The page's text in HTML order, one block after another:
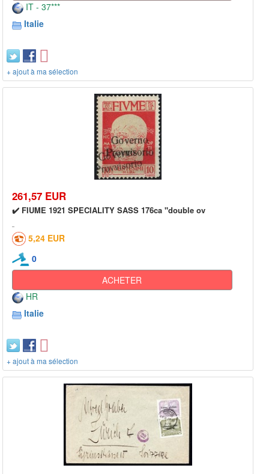
IT - 37***
Italie
+ ajout à ma sélection
261,57 EUR
✔️ FIUME 1921 SPECIALITY SASS 176ca "double ov
5,24 EUR
0
ACHETER
HR
Italie
+ ajout à ma sélection